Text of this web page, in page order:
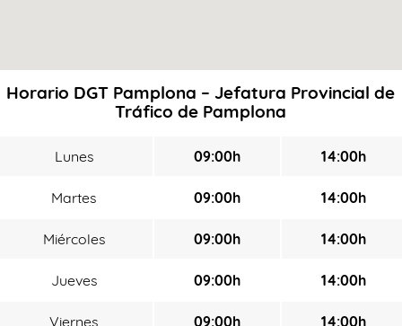
Horario DGT Pamplona – Jefatura Provincial de
Tráfico de Pamplona
Lunes 09:00h 14:00h
Martes 09:00h 14:00h
Miércoles 09:00h 14:00h
Jueves 09:00h 14:00h
Viernes 09:00h 14:00h